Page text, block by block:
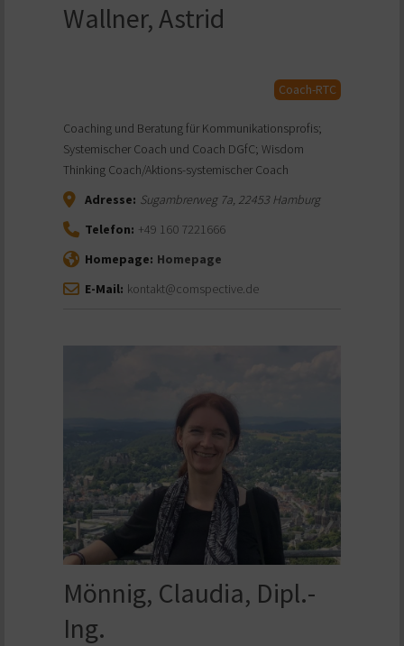
Wallner, Astrid
Coach-RTC
Coaching und Beratung für Kommunikationsprofis;
Systemischer Coach und Coach DGfC; Wisdom
Thinking Coach/Aktions-systemischer Coach
Adresse: Sugambrerweg 7a, 22453Hamburg
Telefon: +49 160 7221666
Homepage: Homepage
E-Mail: kontakt@comspective.de
Mönnig, Claudia, Dipl.-
Ing.